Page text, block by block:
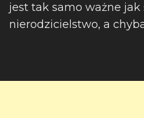
jest tak samo ważne
nierodzicielstwo, a